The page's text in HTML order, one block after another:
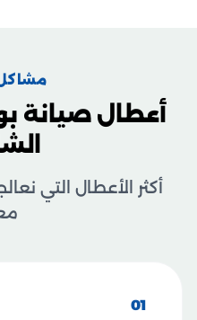
أعطال صيانة
أكثر الأعطال التي
01